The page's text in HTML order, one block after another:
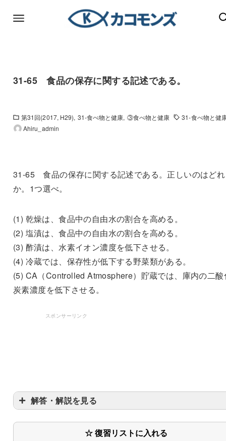
31-65 食品の保存に関する記述である。
第31回(2017, H29) 31-食べ物と健康 ③食べ物と健康
31-食べ物と健
Ahiru_admin
31-65 食品の保存に関する記述である。正しいのはどれ
か。1つ選べ。
(1) 乾燥は、食品中の自由水の割合を高める。
(2) 塩漬は、食品中の自由水の割合を高める。
(3) 酢漬は、水素イオン濃度を低下させる。
(4) 冷蔵では、保存性が低下する野菜類がある。
(5) CA（Controlled Atmosphere）貯蔵では、庫内の二酸
炭素濃度を低下させる。
スポンサーリンク
解答・解説を見る
☆ 復習リストに入れる